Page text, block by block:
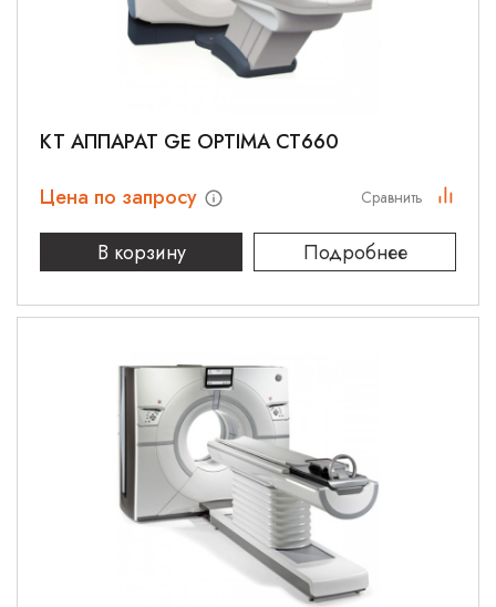
КТ АППАРАТ GE OPTIMA CT660
Цена по запросу
В корзину
Подробнее
Сравнить